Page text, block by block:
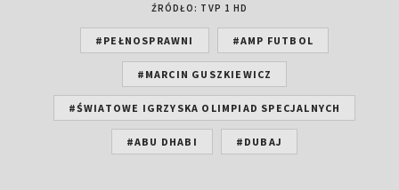
ŹRÓDŁO: TVP 1 HD
#PEŁNOSPRAWNI #AMP FUTBOL
#MARCIN GUSZKIEWICZ
#ŚWIATOWE IGRZYSKA OLIMPIAD SPECJALNYCH
#ABU DHABI #DUBAJ